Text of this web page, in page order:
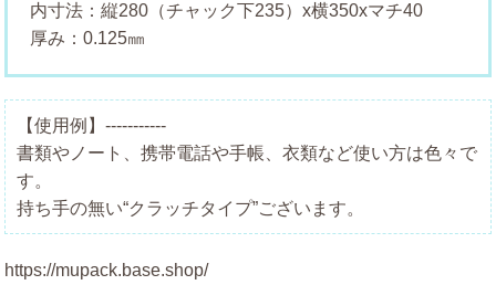
内寸法：縦280（チャック下235）x横350xマチ40
厚み：0.125㎜
【使用例】-----------
書類やノート、携帯電話や手帳、衣類など使い方は色々で
す。
持ち手の無い“クラッチタイプ”ございます。
https://mupack.base.shop/